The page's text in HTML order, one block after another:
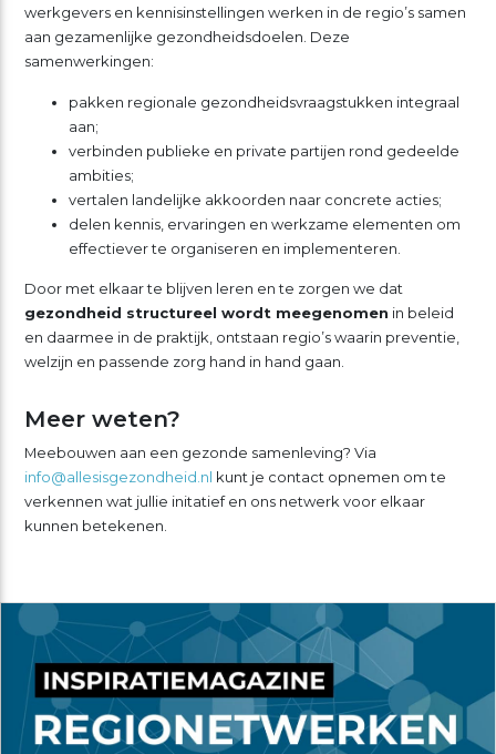
werkgevers en kennisinstellingen werken in de regio’s samen
aan gezamenlijke gezondheidsdoelen. Deze
samenwerkingen:
pakken regionale gezondheidsvraagstukken integraal
aan;
verbinden publieke en private partijen rond gedeelde
ambities;
vertalen landelijke akkoorden naar concrete acties;
delen kennis, ervaringen en werkzame elementen om
effectiever te organiseren en implementeren.
Door met elkaar te blijven leren en te zorgen we dat
gezondheid structureel wordt meegenomen in beleid
en daarmee in de praktijk, ontstaan regio’s waarin preventie,
welzijn en passende zorg hand in hand gaan.
Meer weten?
Meebouwen aan een gezonde samenleving? Via
info@allesisgezondheid.nl kunt je contact opnemen om te
verkennen wat jullie initatief en ons netwerk voor elkaar
kunnen betekenen.